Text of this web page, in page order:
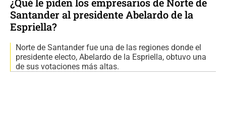
¿Qué le piden los empresarios de Norte de
Santander al presidente Abelardo de la
Espriella?
Norte de Santander fue una de las regiones donde el
presidente electo, Abelardo de la Espriella, obtuvo una
de sus votaciones más altas.